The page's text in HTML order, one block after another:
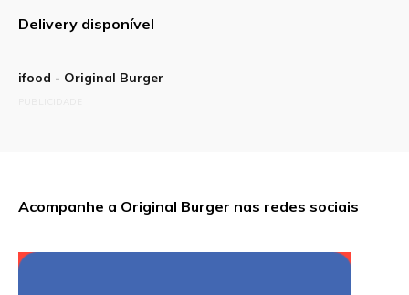
Delivery disponível
ifood - Original Burger
Acompanhe a Original Burger nas redes sociais